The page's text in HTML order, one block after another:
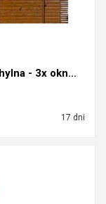
- 3x okn...
17 dni